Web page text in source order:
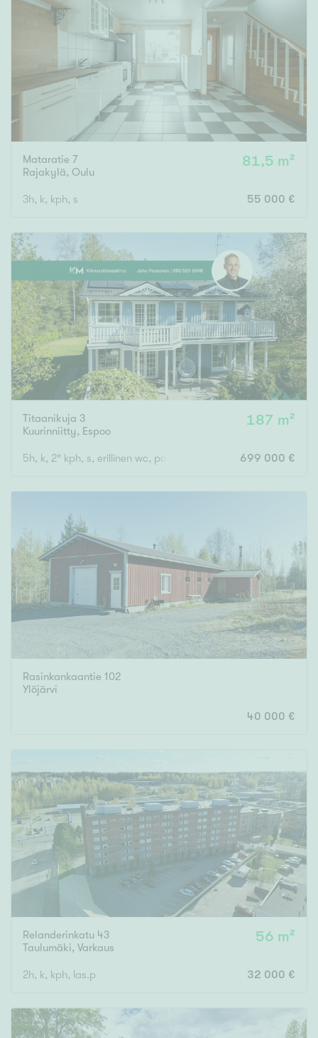
Mataratie 7
Rajakylä, Oulu
81,5 m²
3h, k, kph, s 55 000 €
Titaanikuja 3
Kuurinniitty, Espoo
187 m²
5h, k, 2* kph, s, erillinen wc, parveke, terassi 699 000 €
Rasinkankaantie 102
Ylöjärvi
40 000 €
Relanderinkatu 43
Taulumäki, Varkaus
56 m²
2h, k, kph, las.p 32 000 €